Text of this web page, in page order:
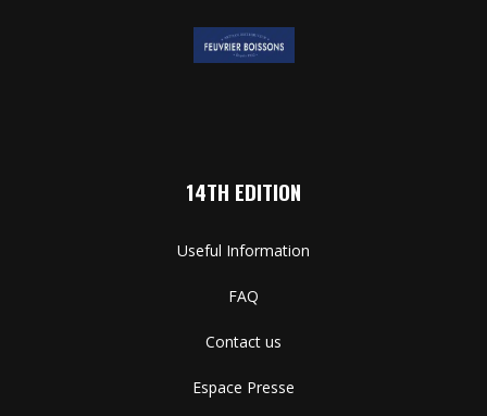
14TH EDITION
Useful Information
FAQ
Contact us
Espace Presse